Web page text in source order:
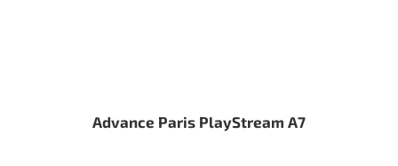
Advance Paris PlayStream A7